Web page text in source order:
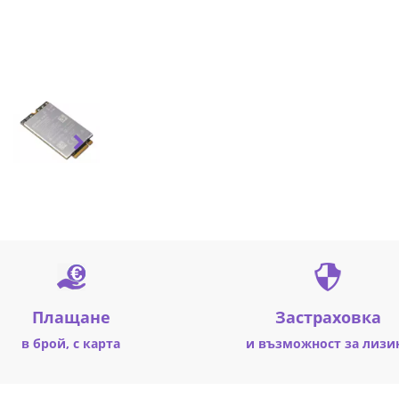
Плащане
в брой, с карта
Застраховка
и възможност за